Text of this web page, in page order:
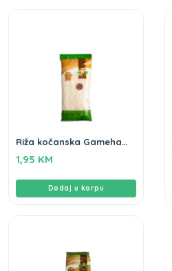
Riža kočanska Gameha
1,95 KM
Dodaj u korpu